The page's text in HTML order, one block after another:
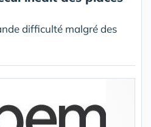
difficulté malgré des